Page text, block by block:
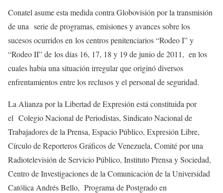
Conatel asume esta medida contra Globovisión por la transmisión
de una serie de programas, emisiones y avances sobre los
sucesos ocurridos en los centros penitenciarios “Rodeo I” y
“Rodeo II” de los días 16, 17, 18 y 19 de junio de 2011, en los
cuales había una situación irregular que originó diversos
enfrentamientos entre los reclusos y el personal de seguridad.
La Alianza por la Libertad de Expresión está constituida por
el Colegio Nacional de Periodistas, Sindicato Nacional de
Trabajadores de la Prensa, Espacio Público, Expresión Libre,
Círculo de Reporteros Gráficos de Venezuela, Comité por una
Radiotelevisión de Servicio Público, Instituto Prensa y Sociedad,
Centro de Investigaciones de la Comunicación de la Universidad
Católica Andrés Bello, Programa de Postgrado en